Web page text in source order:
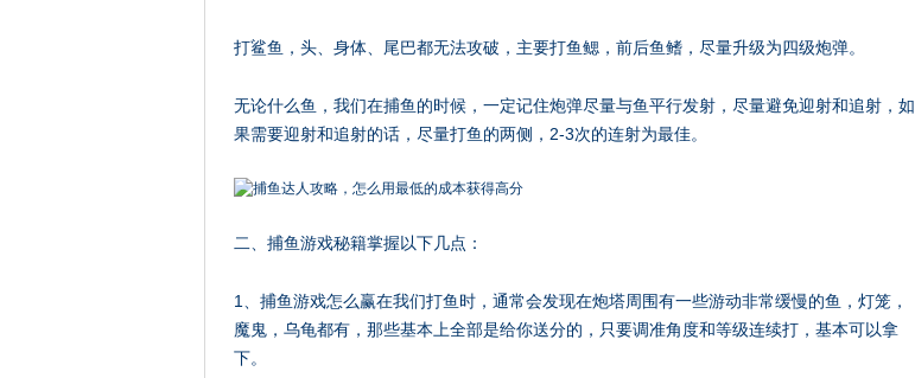
打鲨鱼，头、身体、尾巴都无法攻破，主要打鱼鳃，前后鱼鳍，尽量升级为四级炮弹。
无论什么鱼，我们在捕鱼的时候，一定记住炮弹尽量与鱼平行发射，尽量避免迎射和追射，如
果需要迎射和追射的话，尽量打鱼的两侧，2-3次的连射为最佳。
二、捕鱼游戏秘籍掌握以下几点：
1、捕鱼游戏怎么赢在我们打鱼时，通常会发现在炮塔周围有一些游动非常缓慢的鱼，灯笼，
魔鬼，乌龟都有，那些基本上全部是给你送分的，只要调准角度和等级连续打，基本可以拿
下。